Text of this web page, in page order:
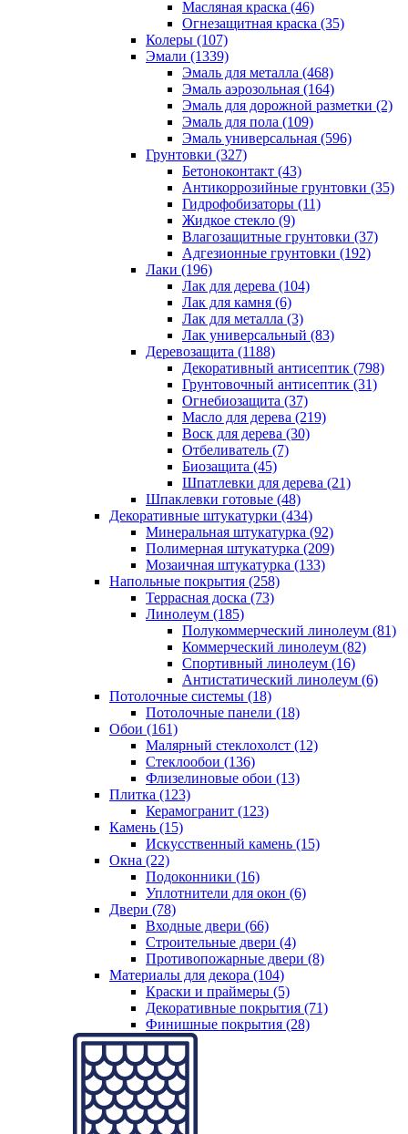
Масляная краска (46)
Огнезащитная краска (35)
Колеры (107)
Эмали (1339)
Эмаль для металла (468)
Эмаль аэрозольная (164)
Эмаль для дорожной разметки (2)
Эмаль для пола (109)
Эмаль универсальная (596)
Грунтовки (327)
Бетоноконтакт (43)
Антикоррозийные грунтовки (35)
Гидрофобизаторы (11)
Жидкое стекло (9)
Влагозащитные грунтовки (37)
Адгезионные грунтовки (192)
Лаки (196)
Лак для дерева (104)
Лак для камня (6)
Лак для металла (3)
Лак универсальный (83)
Деревозащита (1188)
Декоративный антисептик (798)
Грунтовочный антисептик (31)
Огнебиозащита (37)
Масло для дерева (219)
Воск для дерева (30)
Отбеливатель (7)
Биозащита (45)
Шпатлевки для дерева (21)
Шпаклевки готовые (48)
Декоративные штукатурки (434)
Минеральная штукатурка (92)
Полимерная штукатурка (209)
Мозаичная штукатурка (133)
Напольные покрытия (258)
Террасная доска (73)
Линолеум (185)
Полукоммерческий линолеум (81)
Коммерческий линолеум (82)
Спортивный линолеум (16)
Антистатический линолеум (6)
Потолочные системы (18)
Потолочные панели (18)
Обои (161)
Малярный стеклохолст (12)
Стеклообои (136)
Флизелиновые обои (13)
Плитка (123)
Керамогранит (123)
Камень (15)
Искусственный камень (15)
Окна (22)
Подоконники (16)
Уплотнители для окон (6)
Двери (78)
Входные двери (66)
Строительные двери (4)
Противопожарные двери (8)
Материалы для декора (104)
Краски и праймеры (5)
Декоративные покрытия (71)
Финишные покрытия (28)